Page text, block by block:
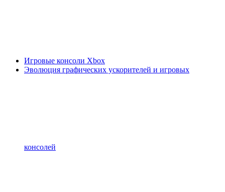
Игровые консоли Xbox
Эволюция графических ускорителей и игровых
консолей